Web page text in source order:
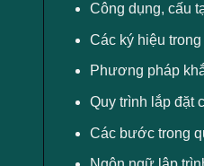
Công dụng, cấu
Các ký hiệu
Phương pháp
Quy trình lắp đặt
Các bước trong